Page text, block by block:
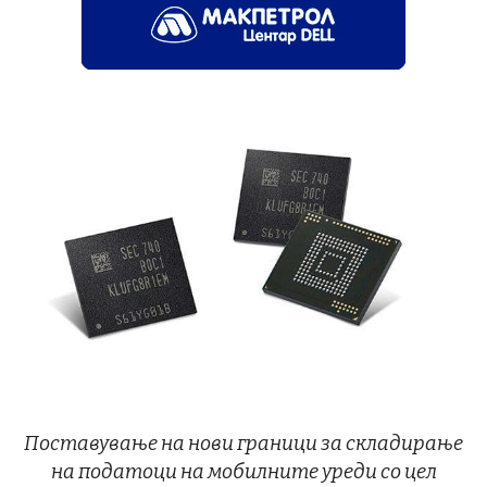
Поставување на нови граници за складирање
на податоци на мобилните уреди со цел